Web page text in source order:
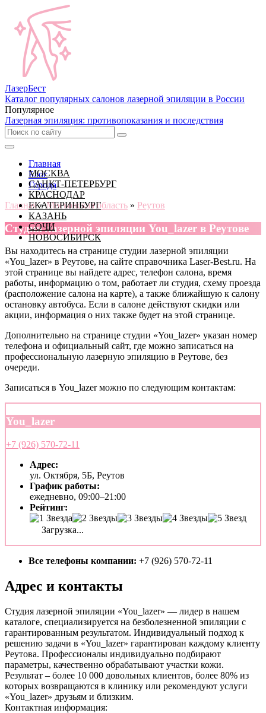
ЛазерБест
Каталог популярных салонов лазерной эпиляции в России
Популярное
Лазерная эпиляция: противопоказания и последствия
МОСКВА
САНКТ-ПЕТЕРБУРГ
КРАСНОДАР
ЕКАТЕРИНБУРГ
КАЗАНЬ
СОЧИ
НОВОСИБИРСК
Главная
Блог
Города
Главная » Московская область » Реутов
Cтудия лазерной эпиляции You_lazer в Реутове
Вы находитесь на странице студии лазерной эпиляции
«You_lazer» в Реутове, на сайте справочника Laser-Best.ru. На
этой странице вы найдете адрес, телефон салона, время
работы, информацию о том, работает ли студия, схему проезда
(расположение салона на карте), а также ближайшую к салону
остановку автобуса. Если в салоне действуют скидки или
акции, информация о них также будет на этой странице.
Дополнительно на странице студии «You_lazer» указан номер
телефона и официальный сайт, где можно записаться на
профессиональную лазерную эпиляцию в Реутове, без
очереди.
Записаться в You_lazer можно по следующим контактам:
You_lazer
+7 (926) 570-72-11
Адрес:
ул. Октября, 5Б, Реутов
График работы:
ежедневно, 09:00–21:00
Рейтинг:
Загрузка...
Все телефоны компании: +7 (926) 570-72-11
Адрес и контакты
Студия лазерной эпиляции «You_lazer» — лидер в нашем
каталоге, специализируется на безболезненной эпиляции с
гарантированным результатом. Индивидуальный подход к
решению задачи в «You_lazer» гарантирован каждому клиенту
Реутова. Профессионалы индивидуально подбирают
параметры, качественно обрабатывают участки кожи.
Результат – более 10 000 довольных клиентов, более 80% из
которых возвращаются в клинику или рекомендуют услуги
«You_lazer» друзьям и близким.
Контактная информация: